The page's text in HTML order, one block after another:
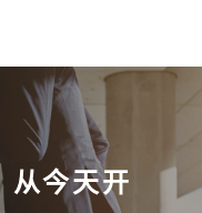
从今天开